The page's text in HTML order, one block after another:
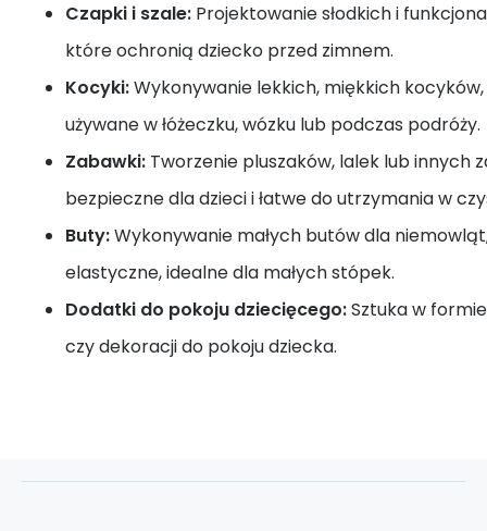
Czapki i szale: Projektowanie słodkich i
które ochronią dziecko przed zimnem.
Kocyki:Wykonywanie lekkich, miękkich
używane w łóżeczku, wózku lub podczas podróży.
Zabawki: Tworzenie pluszaków, lalek lub innych
bezpieczne dla dzieci i łatwe do utrzymania w
Buty:Wykonywanie małych butów dla
elastyczne, idealne dla małych stópek.
Dodatki do pokoju dziecięcego:Sztuka w
czy dekoracji do pokoju dziecka.